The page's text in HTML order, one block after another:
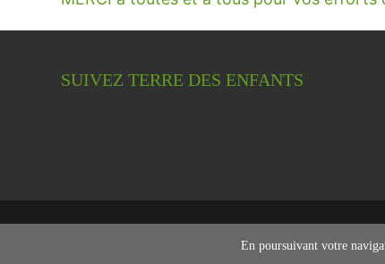
SUIVEZ TERRE DES ENFANTS
Copyright © 2026 Terre des enfants – association
En poursuivant votre